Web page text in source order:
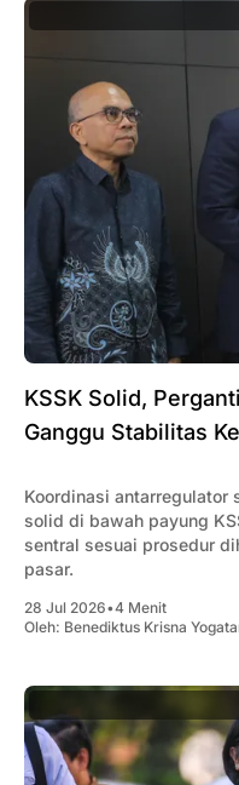
KSSK Solid,
Ganggu Stabilitas
Koordinasi antarregulator
solid di bawah payung
sentral sesuai prosedur
pasar.
28 Jul 2026•4 Menit
Oleh: Benediktus Krisna